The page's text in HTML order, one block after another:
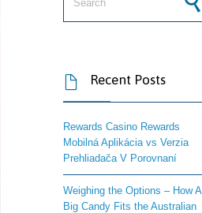
 Recent Posts
Rewards Casino Rewards
Mobilná Aplikácia vs Verzia
Prehliadača V Porovnaní
Weighing the Options – How A
Big Candy Fits the Australian